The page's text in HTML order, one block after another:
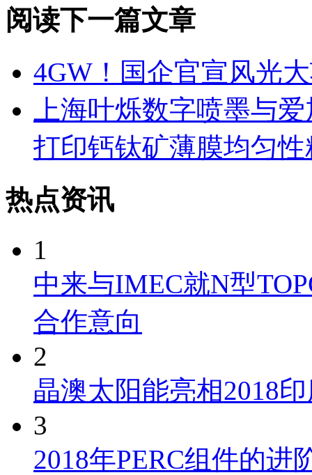
阅读下一篇文章
4GW！国企官宣风光
上海叶烁数字喷墨与
打印钙钛矿薄膜均匀
热点资讯
1
中来与IMEC就N型
合作意向
2
晶澳太阳能亮相2018
3
2018年PERC组件的进